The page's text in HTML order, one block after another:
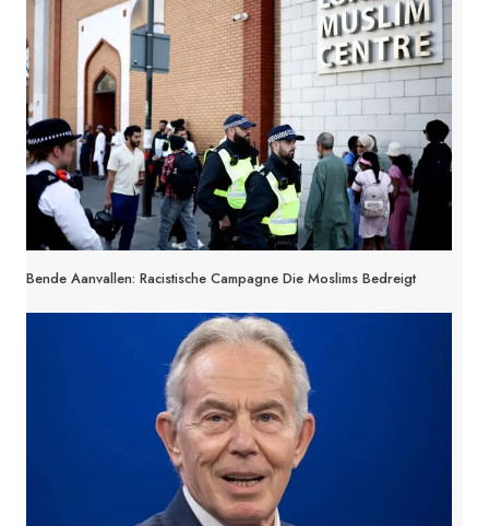
Bende Aanvallen: Racistische Campagne Die Moslims Bedreigt